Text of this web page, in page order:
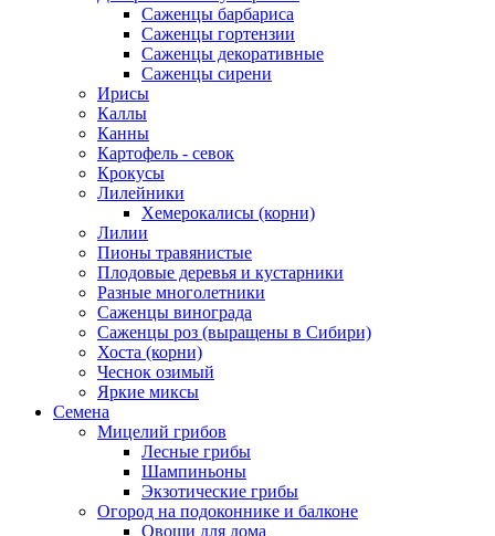
Саженцы барбариса
Саженцы гортензии
Саженцы декоративные
Саженцы сирени
Ирисы
Каллы
Канны
Картофель - севок
Крокусы
Лилейники
Хемерокалисы (корни)
Лилии
Пионы травянистые
Плодовые деревья и кустарники
Разные многолетники
Саженцы винограда
Саженцы роз (выращены в Сибири)
Хоста (корни)
Чеснок озимый
Яркие миксы
Семена
Мицелий грибов
Лесные грибы
Шампиньоны
Экзотические грибы
Огород на подоконнике и балконе
Овощи для дома